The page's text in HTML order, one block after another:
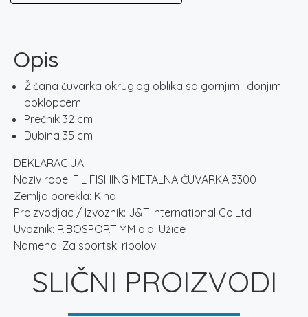
Opis
Žičana čuvarka okruglog oblika sa gornjim i donjim
poklopcem.
Prečnik 32 cm
Dubina 35 cm
DEKLARACIJA
Naziv robe: FIL FISHING METALNA ČUVARKA 3300
Zemlja porekla: Kina
Proizvodjac / Izvoznik: J&T International Co.Ltd
Uvoznik: RIBOSPORT MM o.d. Užice
Namena: Za sportski ribolov
SLIČNI PROIZVODI